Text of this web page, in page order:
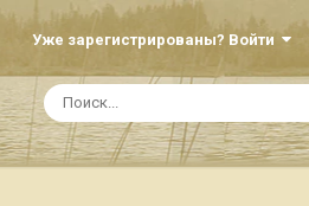
Уже зарегистрированы? Войти